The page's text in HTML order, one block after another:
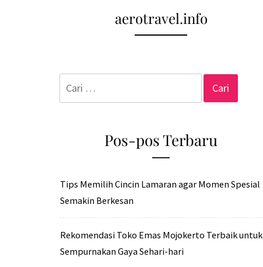
aerotravel.info
Pos-pos Terbaru
Tips Memilih Cincin Lamaran agar Momen Spesial
Semakin Berkesan
Rekomendasi Toko Emas Mojokerto Terbaik untuk
Sempurnakan Gaya Sehari-hari